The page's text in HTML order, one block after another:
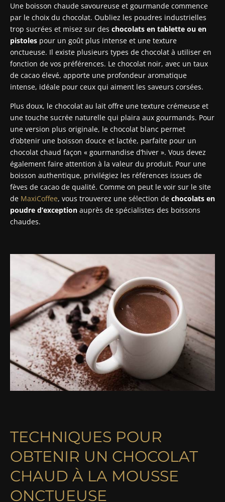
Une boisson chaude savoureuse et gourmande commence
par le choix du chocolat. Oubliez les poudres industrielles
trop sucrées et misez sur des chocolats en tablette ou en
pistoles pour un goût plus intense et une texture
onctueuse. Il existe plusieurs types de chocolat à utiliser en
fonction de vos préférences. Le chocolat noir, avec un taux
de cacao élevé, apporte une profondeur aromatique
intense, idéale pour ceux qui aiment les saveurs corsées.
Plus doux, le chocolat au lait offre une texture crémeuse et
une touche sucrée naturelle qui plaira aux gourmands. Pour
une version plus originale, le chocolat blanc permet
d’obtenir une boisson douce et lactée, parfaite pour un
chocolat chaud façon « gourmandise d’hiver ». Vous devez
également faire attention à la valeur du produit. Pour une
boisson authentique, privilégiez les références issues de
fèves de cacao de qualité. Comme on peut le voir sur le site
de MaxiCoffee, vous trouverez une sélection de chocolats en
poudre d’exception auprès de spécialistes des boissons
chaudes.
TECHNIQUES POUR
OBTENIR UN CHOCOLAT
CHAUD À LA MOUSSE
ONCTUEUSE